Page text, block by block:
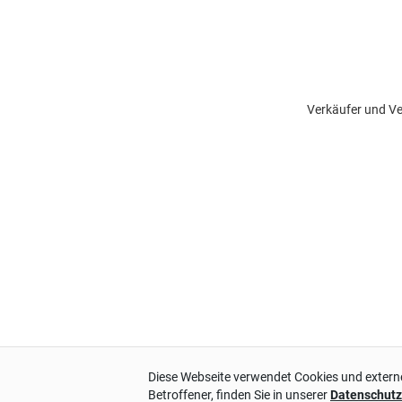
Verkäufer und